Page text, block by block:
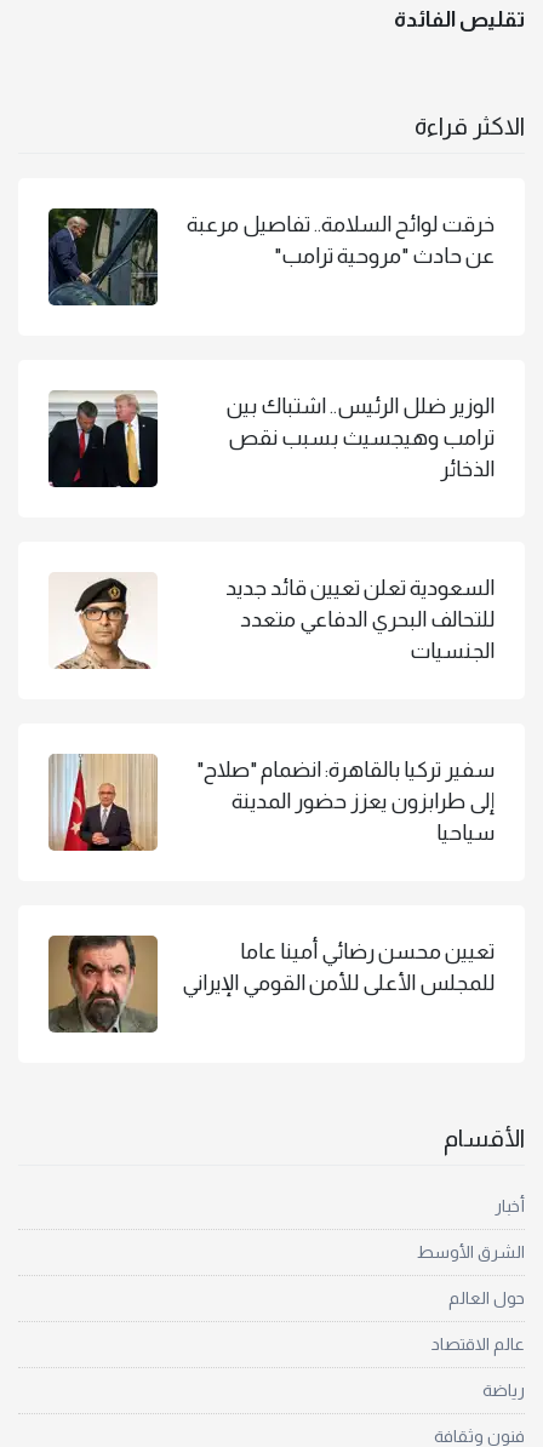
تقليص الفائدة
الاكثر قراءة
خرقت لوائح السلامة.. تفاصيل مرعبة
عن حادث "مروحية ترامب"
الوزير ضلل الرئيس.. اشتباك بين
ترامب وهيجسيث بسبب نقص
الذخائر
السعودية تعلن تعيين قائد جديد
للتحالف البحري الدفاعي متعدد
الجنسيات
سفير تركيا بالقاهرة: انضمام "صلاح"
إلى طرابزون يعزز حضور المدينة
سياحيا
تعيين محسن رضائي أمينا عاما
للمجلس الأعلى للأمن القومي الإيراني
الأقسام
أخبار
الشرق الأوسط
حول العالم
عالم الاقتصاد
رياضة
فنون وثقافة